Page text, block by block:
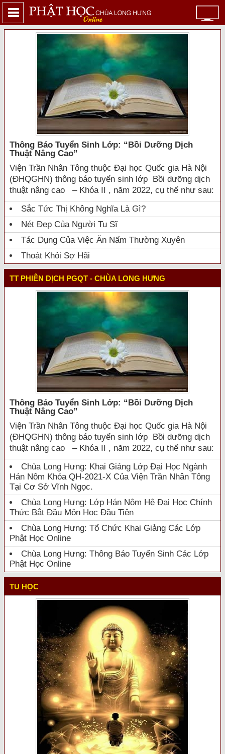
Thông Báo Tuyển Sinh Lớp: “bồi Dưỡng Dịch
Thuật Nâng Cao”
Viện Trần Nhân Tông thuộc Đại học Quốc gia Hà Nội
(ĐHQGHN) thông báo tuyển sinh lớp Bồi dưỡng dịch
thuật nâng cao – Khóa II , năm 2022, cụ thể như sau:
Sắc Tức Thị Không Nghĩa Là Gì?
Nét Đẹp Của Người Tu Sĩ
Tác Dụng Của Việc Ăn Nấm Thường Xuyên
Thoát Khỏi Sợ Hãi
TT PHIÊN DỊCH PGQT - CHÙA LONG HƯNG
Thông Báo Tuyển Sinh Lớp: “bồi Dưỡng Dịch
Thuật Nâng Cao”
Viện Trần Nhân Tông thuộc Đại học Quốc gia Hà Nội
(ĐHQGHN) thông báo tuyển sinh lớp Bồi dưỡng dịch
thuật nâng cao – Khóa II , năm 2022, cụ thể như sau:
Chùa Long Hưng: Khai Giảng Lớp Đại Học Ngành
Hán Nôm Khóa QH-2021-X Của Viện Trần Nhân Tông
Tại Cơ Sở Vĩnh Ngọc.
Chùa Long Hưng: Lớp Hán Nôm Hệ Đại Học Chính
Thức Bắt Đầu Môn Học Đầu Tiên
Chùa Long Hưng: Tổ Chức Khai Giảng Các Lớp
Phật Học Online
Chùa Long Hưng: Thông Báo Tuyển Sinh Các Lớp
Phật Học Online
TU HỌC